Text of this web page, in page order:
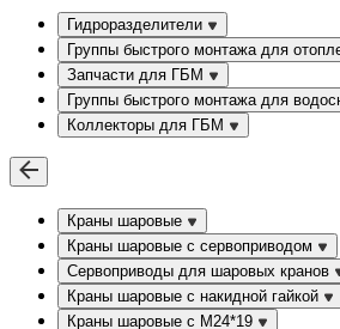
Гидроразделители
Группы быстрого монтажа для
Запчасти для ГБМ
Группы быстрого монтажа для
Коллекторы для ГБМ
Краны шаровые
Краны шаровые с сервоприводом
Сервоприводы для шаровых кранов
Краны шаровые с накидной гайкой
Краны шаровые с М24*19